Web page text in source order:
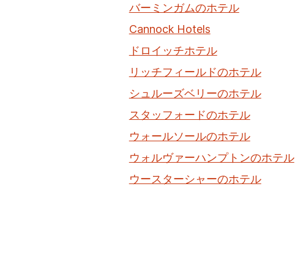
バーミンガムのホテル
Cannock Hotels
ドロイッチホテル
リッチフィールドのホテル
シュルーズベリーのホテル
スタッフォードのホテル
ウォールソールのホテル
ウォルヴァーハンプトンのホテル
ウースターシャーのホテル